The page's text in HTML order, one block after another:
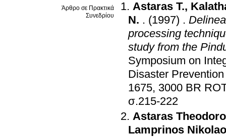
Άρθρο σε Πρακτικά
Συνεδρίου
Astaras T.,
N. . (1997) .
processing
study from the
Symposium on
Disaster
1675, 3000 BR
σ.215-222
Astaras
Lamprinos